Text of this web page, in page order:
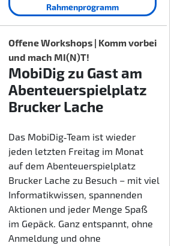
Rahmenprogramm
Offene Workshops | Komm vorbei
und mach MI(N)T!
MobiDig zu Gast am
Abenteuerspielplatz
Brucker Lache
Das MobiDig‑Team ist wieder
jeden letzten Freitag im Monat
auf dem Abenteuerspielplatz
Brucker Lache zu Besuch – mit viel
Informatikwissen, spannenden
Aktionen und jeder Menge Spaß
im Gepäck. Ganz entspannt, ohne
Anmeldung und ohne